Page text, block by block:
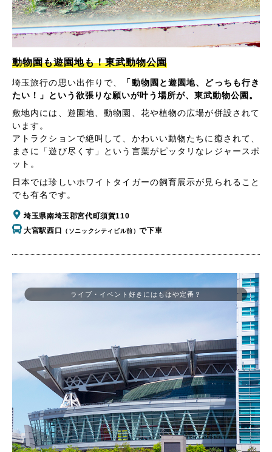
動物園も遊園地も！東武動物公園
埼玉旅行の思い出作りで、
「動物園と遊園地、どっちも行き
たい！」という欲張りな願いが叶う場所が、東武動物公園。
敷地内には、遊園地、動物園、花や植物の広場が併設されて
います。
アトラクションで絶叫して、かわいい動物たちに癒されて、
まさに「遊び尽くす」という言葉がピッタリなレジャースポ
ット。
日本では珍しいホワイトタイガーの飼育展示が見られること
でも有名です。
埼玉県南埼玉郡宮代町須賀110
大宮駅西口
（ソニックシティビル前）で下車
ライブ・イベント好きにはもはや定番？